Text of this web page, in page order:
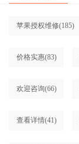
苹果授权维修(185)
价格实惠(83)
欢迎咨询(66)
查看详情(41)